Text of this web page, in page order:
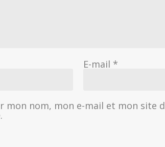
E-mail *
mon nom, mon e-mail et mon site